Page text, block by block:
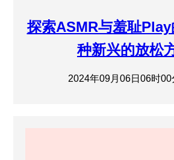
探索ASMR与羞耻
种新兴的放松
2024年09月06日06时00